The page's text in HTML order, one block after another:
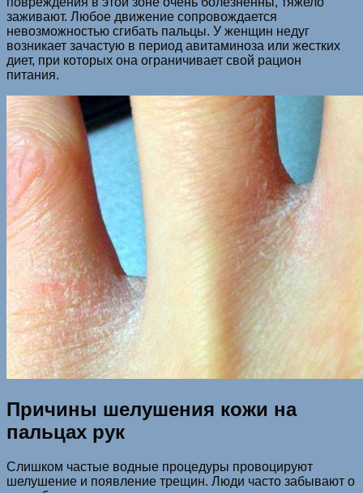
заживают. Любое движение сопровождается
невозможностью сгибать пальцы. У женщин недуг
возникает зачастую в период авитаминоза или жестких
диет, при которых она ограничивает свой рацион
питания.
Причины шелушения кожи на
пальцах рук
Слишком частые водные процедуры провоцируют
шелушение и появление трещин. Люди часто забывают о